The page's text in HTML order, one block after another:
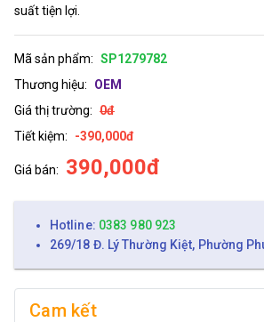
suất tiện lợi.
Mã sản phẩm: SP1279782
Thương hiệu:
OEM
Giá thị trường: 0đ
Tiết kiệm:
-390,000đ
Giá bán: 390,000đ
Hotline: 0383 980 923
269/18 Đ. Lý Thường Kiệt, Phường
Cam kết